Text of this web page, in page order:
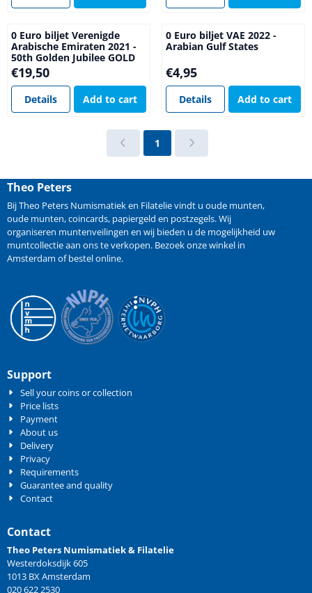
0 Euro biljet Verenigde
Arabische Emiraten 2021 -
50th Golden Jubilee GOLD
Price: 19,50
€19,50
Details Add to cart
0 Euro biljet VAE 2022 -
Arabian Gulf States
Price: 4,95
€4,95
Details Add to cart
1
Theo Peters
Bij Theo Peters Numismatiek en Filatelie vindt u oude munten,
oude munten,coincards, papiergeld en postzegels. Wij
organiseren muntenveilingen en wij bieden u de mogelijkheid uw
muntcollectie aan ons te verkopen. Bezoek onze winkel in
Amsterdam of bestel online.
Support
Sell your coins or collection
Price lists
Payment
About us
Delivery
Privacy
Requirements
Guarantee and quality
Contact
Contact
Theo Peters Numismatiek & Filatelie
Westerdoksdijk 605
1013 BX Amsterdam
020 622 2530